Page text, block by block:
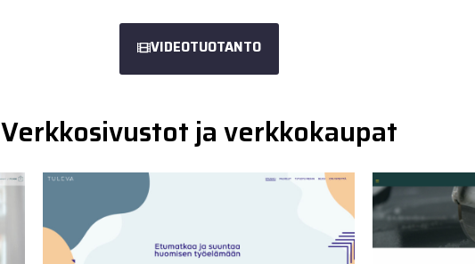
VIDEOTUOTANTO
Verkkosivustot ja verkkokaupat